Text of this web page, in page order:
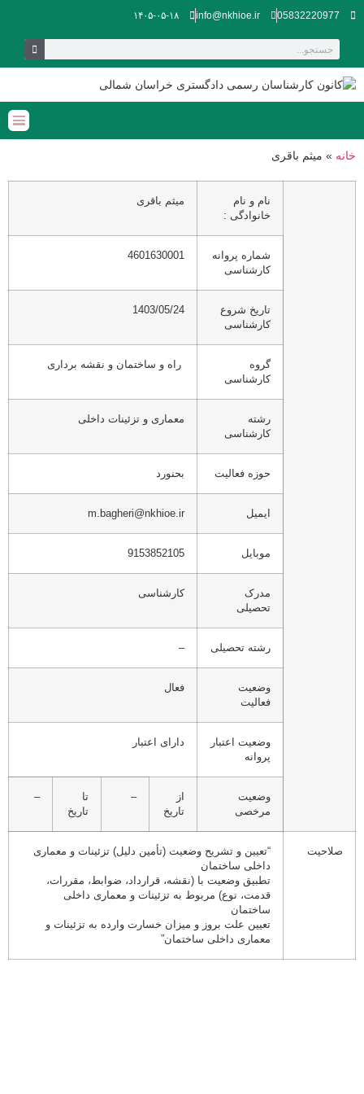
05832220977
info@nkhioe.ir ۱۴۰۵-۰۵-۱۸
خانه » میثم باقری
نام و نام
خانوادگی :
میثم باقری
شماره پروانه
کارشناسی
4601630001
تاریخ شروع
کارشناسی
1403/05/24
گروه
کارشناسی
راه و ساختمان و نقشه برداری
رشته
کارشناسی
معماری و تزئینات داخلی
حوزه فعالیت بحنورد
ایمیل m.bagheri@nkhioe.ir
موبایل 9153852105
مدرک
تحصیلی
کارشناسی
رشته تحصیلی –
وضعیت
فعالیت
فعال
وضعیت اعتبار
پروانه
دارای اعتبار
وضعیت
مرخصی
از
تاریخ
–
تا
تاریخ
–
صلاحیت
“تعیین و تشریح وضعیت (تأمین دلیل) تزئینات و معماری
داخلی ساختمان
تطبیق وضعیت با (نقشه، قرارداد، ضوابط، مقررات،
قدمت، نوع) مربوط به تزئینات و معماری داخلی
ساختمان
تعیین علت بروز و میزان خسارت وارده به تزئینات و
معماری داخلی ساختمان”